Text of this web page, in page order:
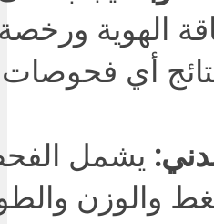
الهوية ورخصة
أي
يشمل
والوزن